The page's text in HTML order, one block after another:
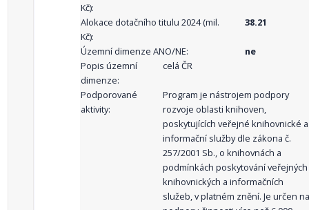
Kč):
Alokace dotačního titulu 2024 (mil.
Kč):
38.21
Územní dimenze ANO/NE:
ne
Popis územní
dimenze:
celá ČR
Podporované
aktivity:
Program je nástrojem podpory
rozvoje oblasti knihoven,
poskytujících veřejné knihovnické a
informační služby dle zákona č.
257/2001 Sb., o knihovnách a
podmínkách poskytování veřejných
knihovnických a informačních
služeb, v platném znění. Je určen na